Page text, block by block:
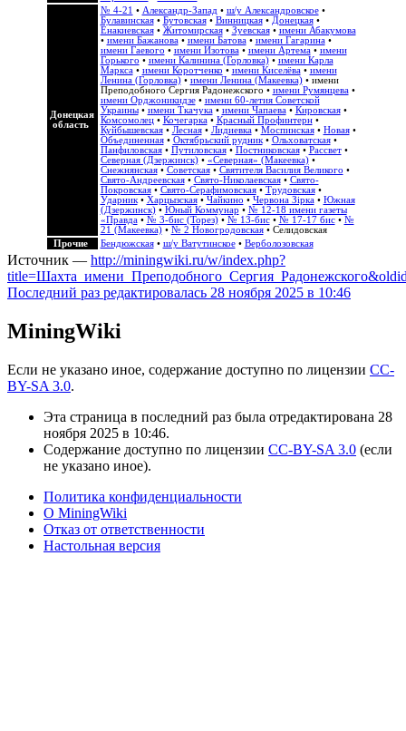
Донецкая
область
№ 4-21 • Александр-Запад• ш/у Александровское•
Булавинская• Бутовская• Винницкая• Донецкая•
Енакиевская• Житомирская• Зуевская• имени Абакумова
• имени Бажанова• имени Батова• имени Гагарина•
имени Гаевого • имени Изотова• имени Артема• имени
Горького • имени Калинина (Горловка)• имени Карла
Маркса• имени Коротченко • имени Киселёва• имени
Ленина (Горловка)• имени Ленина (Макеевка)• имени
Преподобного Сергия Радонежского • имени Румянцева•
имени Орджоникидзе• имени 60-летия Советской
Украины• имени Ткачука• имени Чапаева• Кировская•
Комсомолец• Кочегарка• Красный Профинтерн•
Куйбышевская• Лесная• Лидиевка• Моспинская• Новая•
Объединенная• Октябрьский рудник• Ольховатская•
Панфиловская• Путиловская• Постниковская• Рассвет•
Северная (Дзержинск)• «Северная» (Макеевка)•
Снежнянская• Советская• Святителя Василия Великого •
Свято-Андреевская• Свято-Николаевская• Свято-
Покровская• Свято-Серафимовская• Трудовская•
Ударник• Харцызская• Чайкино • Червона Зірка• Южная
(Дзержинск)• Юный Коммунар • № 12-18 имени газеты
«Правда• № 3-бис (Торез)• № 13-бис• № 17-17 бис• №
21 (Макеевка)• № 2 Новогродовская• Селидовская
Прочие
Бендюжская• ш/у Ватутинское• Верболозовская
Источник — http://miningwiki.ru/w/index.php?
Последний раз редактировалась 28 ноября 2025 в 10:46
MiningWiki
Если не указано иное, содержание доступно по лицензии CC-
BY-SA 3.0.
Эта страница в последний раз была отредактирована 28
ноября 2025 в 10:46.
Содержание доступно по лицензии CC-BY-SA 3.0 (если
не указано иное).
Политика конфиденциальности
О MiningWiki
Отказ от ответственности
Настольная версия